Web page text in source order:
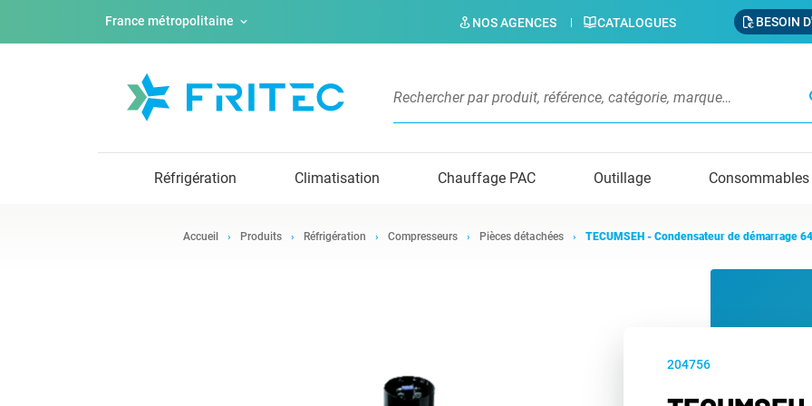
France métropolitaine NOS AGENCES CATALOGUES BESOIN
Réfrigération Climatisation Chauffage PAC Outillage Consommables
Accueil Produits Réfrigération Compresseurs Pièces détachées TECUMSEH - Condensateur de démarrage
204756